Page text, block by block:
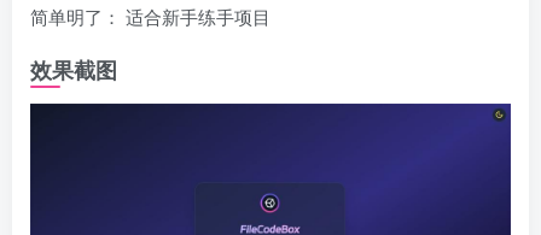
简单明了： 适合新手练手项目
效果截图